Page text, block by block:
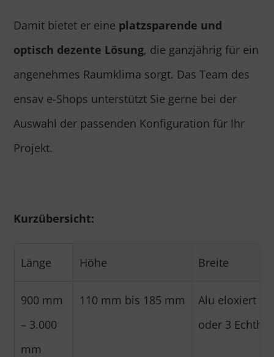
Damit bietet er eine platzsparende und
optisch dezente Lösung, die ganzjährig für ein
angenehmes Raumklima sorgt. Das Team des
ensav e-Shops unterstützt Sie gerne bei der
Auswahl der passenden Konfiguration für Ihr
Projekt.
Kurzübersicht:
Länge Höhe Breite
900 mm
– 3.000
mm
110 mm bis 185 mm
Alu eloxiert
oder 3